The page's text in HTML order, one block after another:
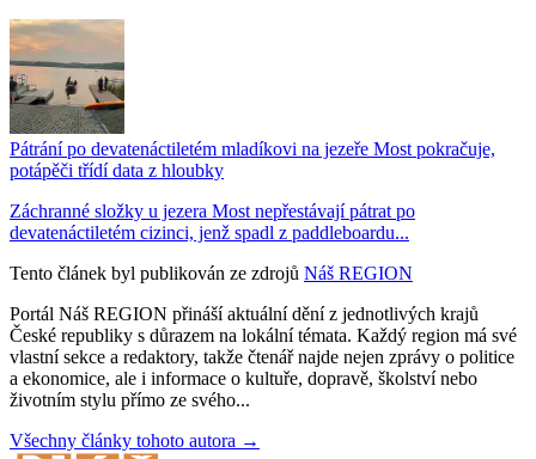
Pátrání po devatenáctiletém mladíkovi na jezeře Most pokračuje,
potápěči třídí data z hloubky
Záchranné složky u jezera Most nepřestávají pátrat po
devatenáctiletém cizinci, jenž spadl z paddleboardu...
Tento článek byl publikován ze zdrojů Náš REGION
Portál Náš REGION přináší aktuální dění z jednotlivých krajů
České republiky s důrazem na lokální témata. Každý region má své
vlastní sekce a redaktory, takže čtenář najde nejen zprávy o politice
a ekonomice, ale i informace o kultuře, dopravě, školství nebo
životním stylu přímo ze svého...
Všechny články tohoto autora →